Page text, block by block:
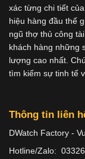
xác từng chi tiết
hiệu hàng đầu thế
ngũ thợ thủ công
khách hàng những
lượng cao nhất.
tìm kiếm sự tinh tế
Thông tin liên
DWatch Factory -
Hotline/Zalo: